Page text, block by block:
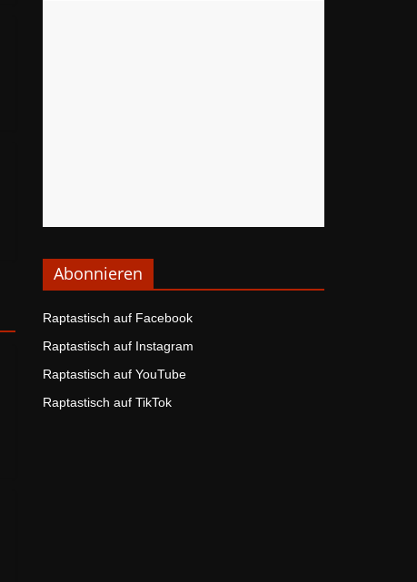
Abonnieren
Raptastisch auf Facebook
Raptastisch auf Instagram
Raptastisch auf YouTube
Raptastisch auf TikTok